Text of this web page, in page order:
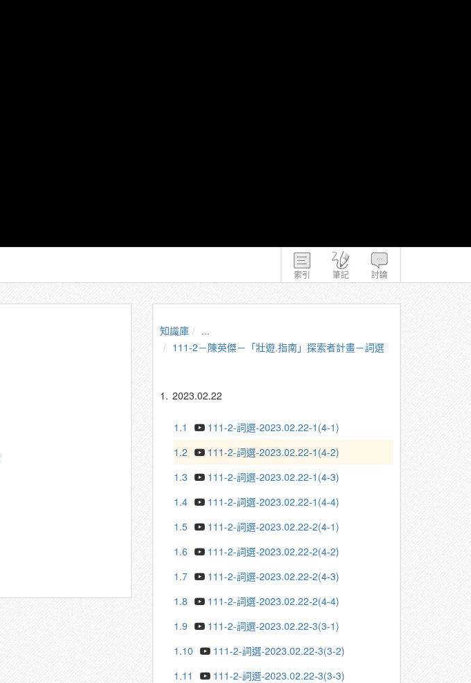
索引 筆記 討論
知識庫
...
111-2－陳英傑－「壯遊.指南」探索者計畫－詞選
1. 2023.02.22
1.1
111-2-詞選-2023.02.22-1(4-1)
1.2
111-2-詞選-2023.02.22-1(4-2)
1.3
111-2-詞選-2023.02.22-1(4-3)
1.4
111-2-詞選-2023.02.22-1(4-4)
1.5
111-2-詞選-2023.02.22-2(4-1)
1.6
111-2-詞選-2023.02.22-2(4-2)
1.7
111-2-詞選-2023.02.22-2(4-3)
1.8
111-2-詞選-2023.02.22-2(4-4)
1.9
111-2-詞選-2023.02.22-3(3-1)
1.10
111-2-詞選-2023.02.22-3(3-2)
1.11
111-2-詞選-2023.02.22-3(3-3)